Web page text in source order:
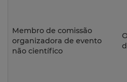
Membro de comissão
organizadora de evento
não científico